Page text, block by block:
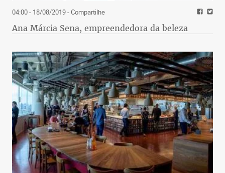
04:00 - 18/08/2019- Compartilhe
Ana Márcia Sena, empreendedora da beleza